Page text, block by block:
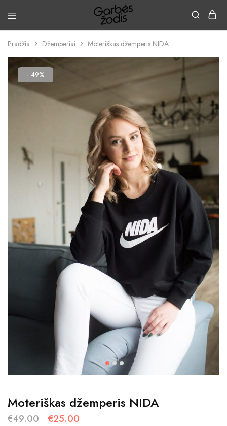
Pradžia Džemperiai Moteriškas džemperis NIDA
- 49%
Moteriškas džemperis NIDA
€49.00 €25.00